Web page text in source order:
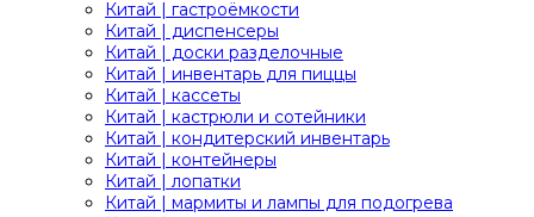
Китай | гастроёмкости
Китай | диспенсеры
Китай | доски разделочные
Китай | инвентарь для пиццы
Китай | кассеты
Китай | кастрюли и сотейники
Китай | кондитерский инвентарь
Китай | контейнеры
Китай | лопатки
Китай | мармиты и лампы для подогрева